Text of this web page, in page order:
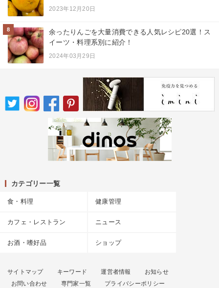
2023年12月20日
8
余ったりんごを大量消費できる人気レシピ20選！ス
イーツ・料理系別に紹介！
2024年03月29日
カテゴリー一覧
食・料理 健康管理
カフェ・レストラン ニュース
お酒・嗜好品 ショップ
サイトマップ キーワード 運営者情報
お知らせ
お問い合わせ
専門家一覧 プライバシーポリシー